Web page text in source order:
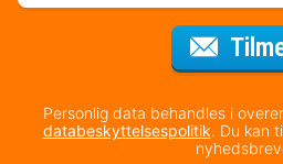
Personlig data behandles i
databeskyttelsespolitik. Du kan